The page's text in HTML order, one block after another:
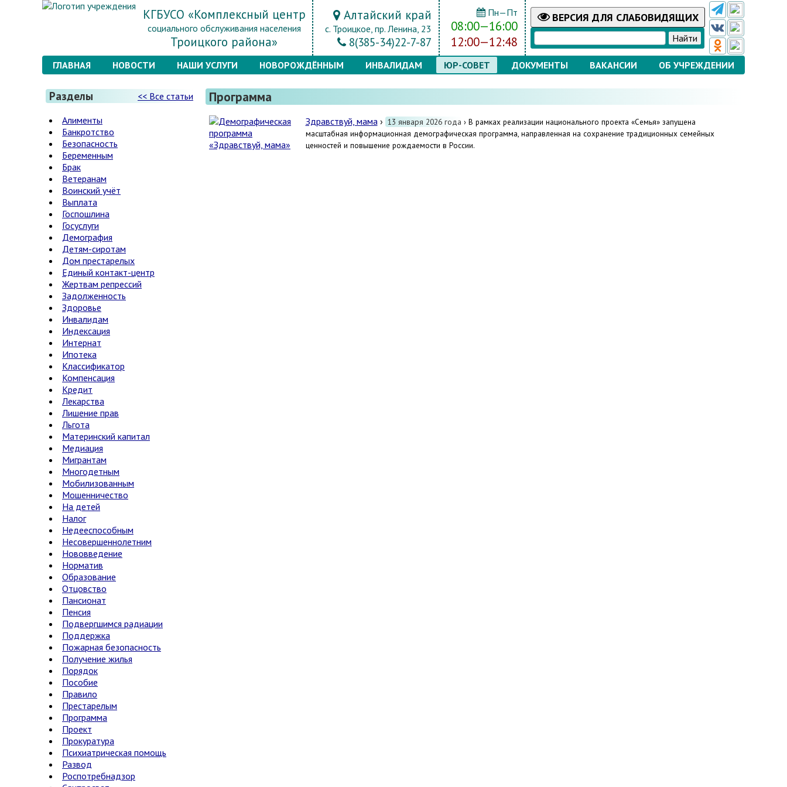
КГБУСО «Комплексный центр
социального обслуживания населения
Троицкого района»
Алтайский край
с. Троицкое, пр. Ленина, 23
8(385-34)22-7-87
Пн—Пт
08:00—16:00
12:00—12:48
ВЕРСИЯ ДЛЯ СЛАБОВИДЯЩИХ
ГЛАВНАЯ НОВОСТИ НАШИ УСЛУГИ НОВОРОЖДЁННЫМ ИНВАЛИДАМ ЮР-СОВЕТ ДОКУМЕНТЫ ВАКАНСИИ ОБ УЧРЕЖДЕНИИ
Разделы << Все статьи
Алименты
Банкротство
Безопасность
Беременным
Брак
Ветеранам
Воинский учёт
Выплата
Госпошлина
Госуслуги
Демография
Детям-сиротам
Дом престарелых
Единый контакт-центр
Жертвам репрессий
Задолженность
Здоровье
Инвалидам
Индексация
Интернат
Ипотека
Классификатор
Компенсация
Кредит
Лекарства
Лишение прав
Льгота
Материнский капитал
Медиация
Мигрантам
Многодетным
Мобилизованным
Мошенничество
На детей
Налог
Недееспособным
Несовершеннолетним
Нововведение
Норматив
Образование
Отцовство
Пансионат
Пенсия
Подвергшимся радиации
Поддержка
Пожарная безопасность
Получение жилья
Порядок
Пособие
Правило
Престарелым
Программа
Проект
Прокуратура
Психиатрическая помощь
Развод
Роспотребнадзор
Программа
Здравствуй, мама › 13 января 2026 года › В рамках реализации национального проекта «Семья» запущена
масштабная информационная демографическая программа, направленная на сохранение традиционных семейных
ценностей и повышение рождаемости в России.